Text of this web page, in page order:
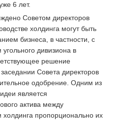
6 лет.
Советом директоров
холдинга могут быть
бизнеса, в частности, с
дивизиона в
решение
Совета директоров
одобрение. Одним из
является
актива между
пропорционально их